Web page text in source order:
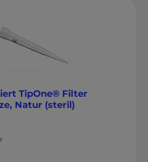
TipOne® Filter
Natur (steril)